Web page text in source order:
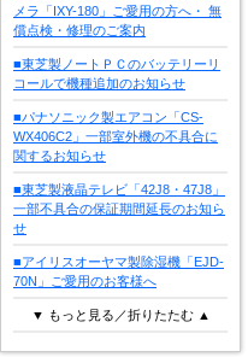
メラ「IXY-180」ご愛用の方へ・ 無
償点検・修理のご案内
■東芝製ノートＰＣのバッテリーリ
コールで機種追加のお知らせ
■パナソニック製エアコン「CS-
WX406C2」一部室外機の不具合に
関するお知らせ
■東芝製液晶テレビ「42J8・47J8」
一部不具合の保証期間延長のお知ら
せ
■アイリスオーヤマ製除湿機「EJD-
70N」ご愛用のお客様へ
▼ もっと見る／折りたたむ ▲